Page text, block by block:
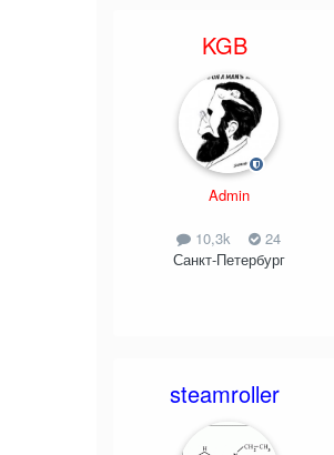
KGB
Admin
10,3k
24
Санкт-Петербург
steamroller